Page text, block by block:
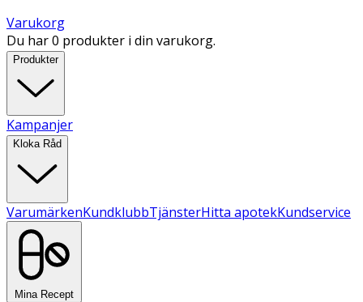
Varukorg
Du har 0 produkter i din varukorg.
Produkter
Kampanjer
Kloka Råd
VarumärkenKundklubbTjänsterHitta apotekKundservice
Mina Recept